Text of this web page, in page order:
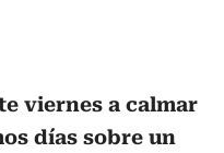
viernes a calmar
días sobre un